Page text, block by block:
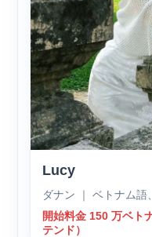
Lucy
ダナン ｜ ベトナム語
開始料金 150 万ベト
テンド）